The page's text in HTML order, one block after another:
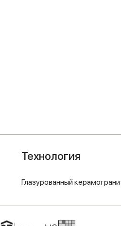
Технология
Глазурованный